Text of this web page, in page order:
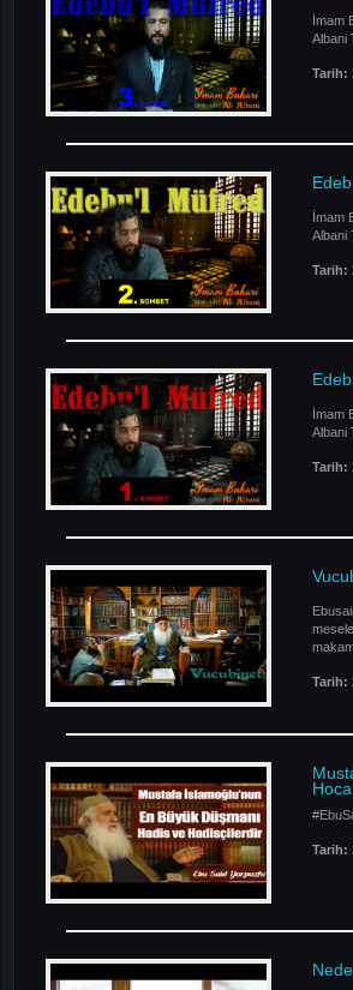
İmam
Albani
Tarih:
İmam
Albani
Tarih:
İmam
Albani
Tarih:
Tarih:
Hoca
Tarih: